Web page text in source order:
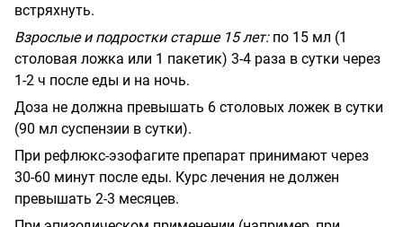
встряхнуть.
Взрослые и подростки старше 15 лет:по 15 мл (1
столовая ложка или 1 пакетик) 3-4 раза в сутки через
1-2 ч после еды и на ночь.
Доза не должна превышать 6 столовых ложек в сутки
(90 мл суспензии в сутки).
При рефлюкс-эзофагите препарат принимают через
30-60 минут после еды. Курс лечения не должен
превышать 2-3 месяцев.